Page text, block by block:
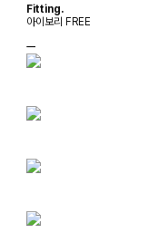
Fitting.
아이보리 FREE
ㅡ